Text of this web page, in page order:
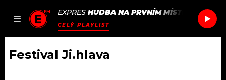
JAK
SEZNAM.CZ
EXPRES HUDBA NA PRVNÍM MÍSTĚ ROLE
CELÝ PLAYLIST
Festival Ji.hlava